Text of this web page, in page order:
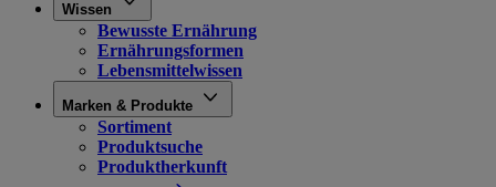
Wissen
Bewusste Ernährung
Ernährungsformen
Lebensmittelwissen
Marken & Produkte
Sortiment
Produktsuche
Produktherkunft